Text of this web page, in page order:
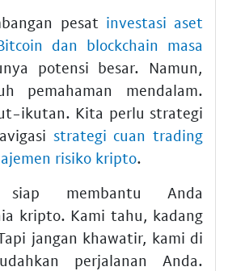
pesat investasi aset
dan blockchain masa
potensi besar. Namun,
pemahaman mendalam.
ikutan. Kita perlu strategi
strategi cuan trading
risiko kripto.
siap membantu Anda
kripto. Kami tahu, kadang
jangan khawatir, kami di
perjalanan Anda.